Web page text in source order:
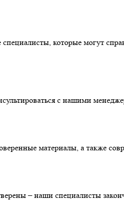
которые могут
с нашими
материалы, а также
– наши специалисты